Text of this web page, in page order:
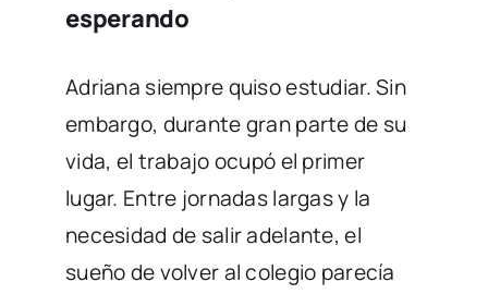
esperando
Adriana siempre quiso estudiar. Sin
embargo, durante gran parte de su
vida, el trabajo ocupó el primer
lugar. Entre jornadas largas y la
necesidad de salir adelante, el
sueño de volver al colegio parecía